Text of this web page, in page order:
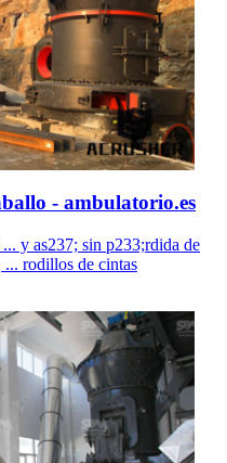
- ambulatorio.es
y as237; sin p233;rdida de
... rodillos de cintas